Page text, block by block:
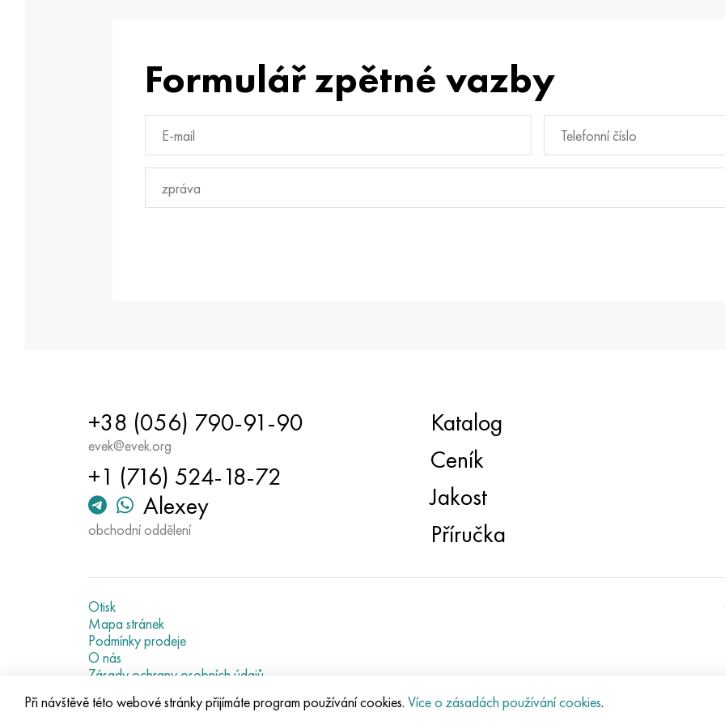
Formulář zpětné vazby
+38 (056) 790-91-90
evek@evek.org
+1 (716) 524-18-72
Alexey
obchodní oddělení
Katalog
Ceník
Jakost
Příručka
Otisk
Mapa stránek
Podmínky prodeje
O nás
Zásady ochrany osobních údajů
Current metal prices
Při návštěvě této webové stránky přijímáte program používání cookies. Více o zásadách používání cookies.